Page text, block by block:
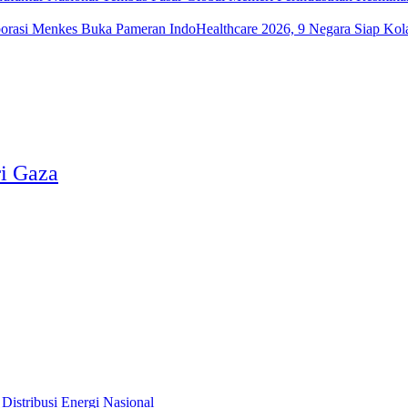
Menkes Buka Pameran IndoHealthcare 2026, 9 Negara Siap
Gaza